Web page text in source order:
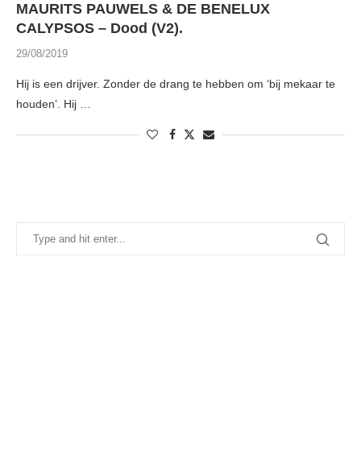
MAURITS PAUWELS & DE BENELUX
CALYPSOS – Dood (V2).
29/08/2019
Hij is een drijver. Zonder de drang te hebben om ‘bij mekaar te
houden’. Hij …